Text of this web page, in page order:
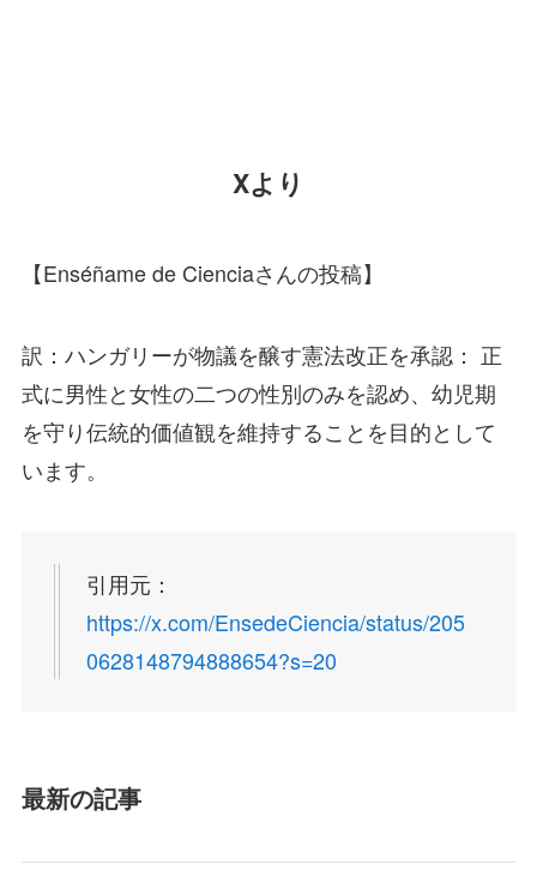
Xより
【Enséñame de Cienciaさんの投稿】
訳：ハンガリーが物議を醸す憲法改正を承認： 正
式に男性と女性の二つの性別のみを認め、幼児期
を守り伝統的価値観を維持することを目的として
います。
引用元：
https://x.com/EnsedeCiencia/status/205
0628148794888654?s=20
最新の記事